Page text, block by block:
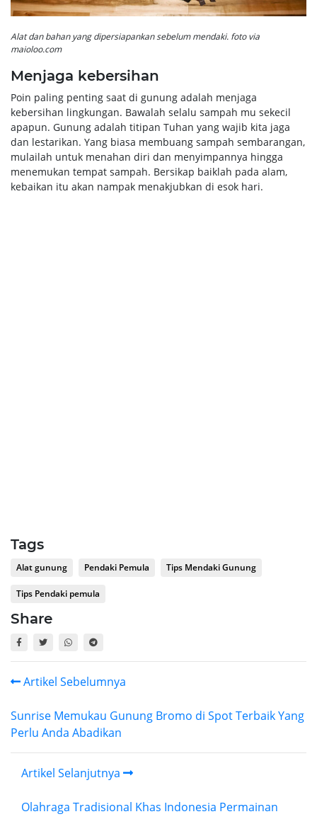
Alat dan bahan yang dipersiapankan sebelum mendaki. foto via
maioloo.com
Menjaga kebersihan
Poin paling penting saat di gunung adalah menjaga
kebersihan lingkungan. Bawalah selalu sampah mu sekecil
apapun. Gunung adalah titipan Tuhan yang wajib kita jaga
dan lestarikan. Yang biasa membuang sampah sembarangan,
mulailah untuk menahan diri dan menyimpannya hingga
menemukan tempat sampah. Bersikap baiklah pada alam,
kebaikan itu akan nampak menakjubkan di esok hari.
Tags
Alat gunung Pendaki Pemula Tips Mendaki Gunung
Tips Pendaki pemula
Share
Artikel Sebelumnya
Sunrise Memukau Gunung Bromo di Spot Terbaik Yang
Perlu Anda Abadikan
Artikel Selanjutnya
Olahraga Tradisional Khas Indonesia Permainan